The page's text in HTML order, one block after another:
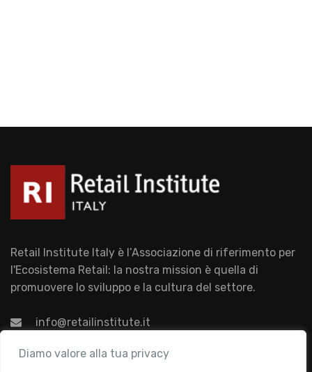
Diamo valore alla tua privacy
Retail Institute Italy è l’Associazione di riferimento per
l'Ecosistema Retail: la nostra mission è quella di
promuovere lo sviluppo e la cultura del settore.
info@retailinstitute.it
Associazione